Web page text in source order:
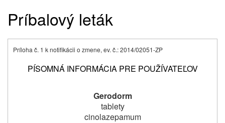
Príbalový leták
Príloha č. 1 k notifikácii o zmene, ev. č.: 2014/02051-ZP
PÍSOMNÁ INFORMÁCIA PRE POUŽÍVATEĽOV
Gerodorm
tablety
cinolazepamum